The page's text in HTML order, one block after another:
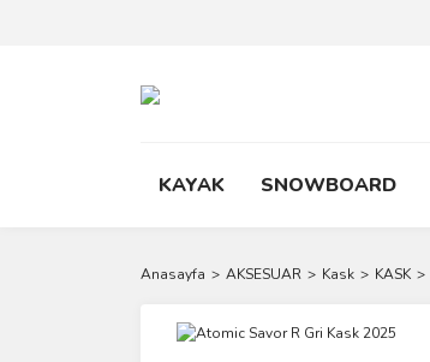
KAYAK SNOWBOARD
Anasayfa AKSESUAR Kask KASK